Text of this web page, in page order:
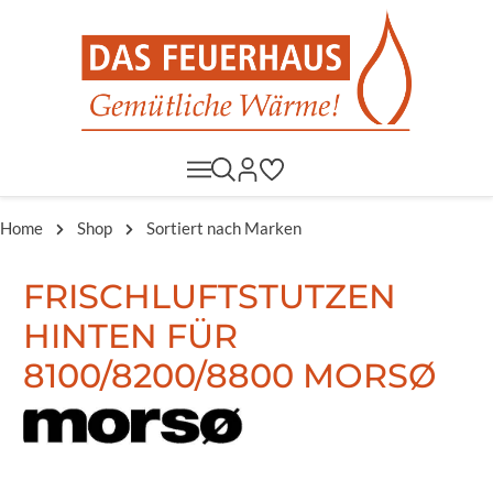
Home Shop Sortiert nach Marken
FRISCHLUFTSTUTZEN
HINTEN FÜR
8100/8200/8800 MORSØ